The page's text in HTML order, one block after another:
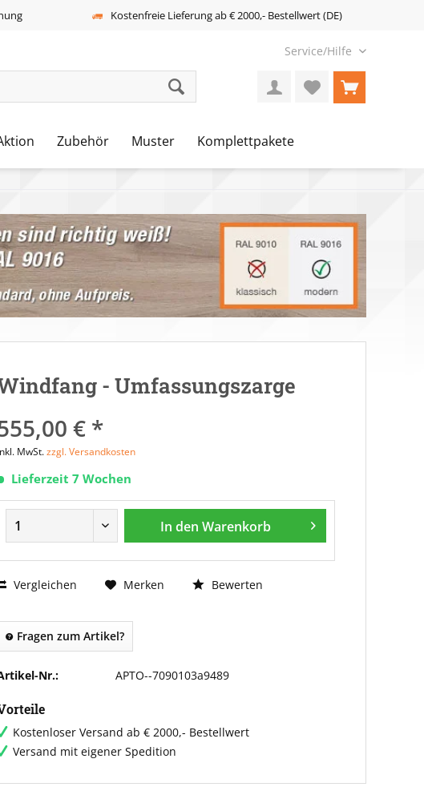
Kostenfreie Lieferung ab € 2000,- Bestellwert (DE)
Service/Hilfe
Zubehör Muster Komplettpakete
- Umfassungszarge
€ *
MwSt.zzgl. Versandkosten
Lieferzeit 7 Wochen
In den Warenkorb
Vergleichen Merken Bewerten
Fragen zum Artikel?
Nr.: APTO--7090103a9489
Kostenloser Versand ab € 2000,- Bestellwert
Versand mit eigener Spedition